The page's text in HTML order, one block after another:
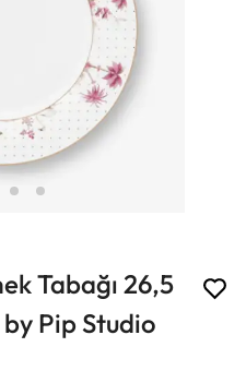
Tabağı 26,5
Pip Studio